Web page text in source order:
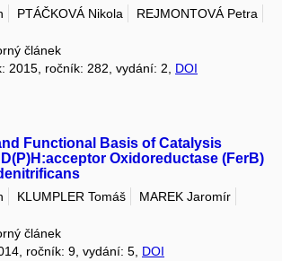
PTÁČKOVÁ Nikola
REJMONTOVÁ Petra
článek
2015, ročník: 282, vydání: 2, DOI
Functional Basis of Catalysis
Oxidoreductase (FerB)
KLUMPLER Tomáš
MAREK Jaromír
článek
ročník: 9, vydání: 5, DOI